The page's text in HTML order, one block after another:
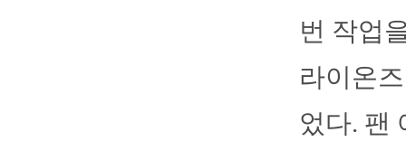
번 작업
라이온
었다. 팬